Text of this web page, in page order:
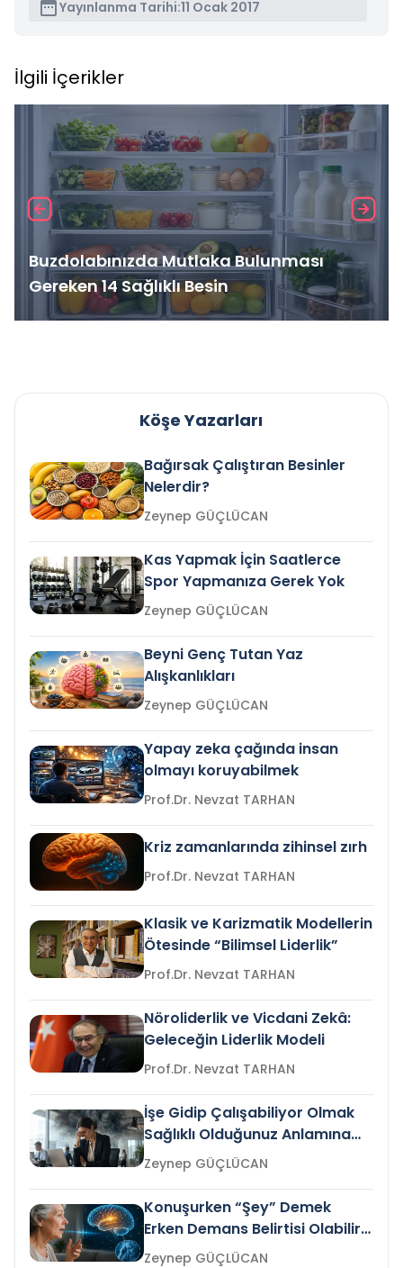
Yayınlanma Tarihi:11 Ocak 2017
İlgili İçerikler
Buzdolabınızda Mutlaka Bulunması
Gereken 14 Sağlıklı Besin
Köşe Yazarları
Bağırsak Çalıştıran Besinler
Nelerdir?
Zeynep GÜÇLÜCAN
Kas Yapmak İçin Saatlerce
Spor Yapmanıza Gerek Yok
Zeynep GÜÇLÜCAN
Beyni Genç Tutan Yaz
Alışkanlıkları
Zeynep GÜÇLÜCAN
Yapay zeka çağında insan
olmayı koruyabilmek
Prof.Dr. Nevzat TARHAN
Kriz zamanlarında zihinsel zırh
Prof.Dr. Nevzat TARHAN
Klasik ve Karizmatik Modellerin
Ötesinde “Bilimsel Liderlik”
Prof.Dr. Nevzat TARHAN
Nöroliderlik ve Vicdani Zekâ:
Geleceğin Liderlik Modeli
Prof.Dr. Nevzat TARHAN
İşe Gidip Çalışabiliyor Olmak
Sağlıklı Olduğunuz Anlamına
Gelir mi?Zeynep GÜÇLÜCAN
Konuşurken “Şey” Demek
Erken Demans Belirtisi Olabilir
mi?
Zeynep GÜÇLÜCAN